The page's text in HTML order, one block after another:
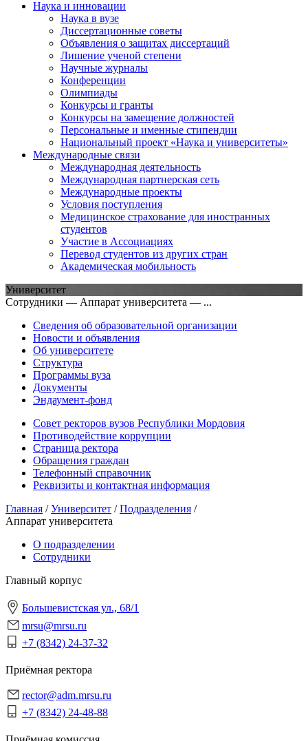
Наука и инновации
Наука в вузе
Диссертационные советы
Объявления о защитах диссертаций
Лишение ученой степени
Научные журналы
Конференции
Олимпиады
Конкурсы и гранты
Конкурсы на замещение должностей
Персональные и именные стипендии
Национальный проект «Наука и университеты»
Международные связи
Международная деятельность
Международная партнерская сеть
Международные проекты
Условия поступления
Медицинское страхование для иностранных
студентов
Участие в Ассоциациях
Перевод студентов из других стран
Академическая мобильность
Университет
Сотрудники — Аппарат университета — ...
Сведения об образовательной организации
Новости и объявления
Об университете
Структура
Программы вуза
Документы
Эндаумент-фонд
Совет ректоров вузов Республики Мордовия
Противодействие коррупции
Страница ректора
Обращения граждан
Телефонный справочник
Реквизиты и контактная информация
Главная /Университет /Подразделения /
Аппарат университета
О подразделении
Сотрудники
Главный корпус
Большевистская ул., 68/1
mrsu@mrsu.ru
+7 (8342) 24-37-32
Приёмная ректора
rector@adm.mrsu.ru
+7 (8342) 24-48-88